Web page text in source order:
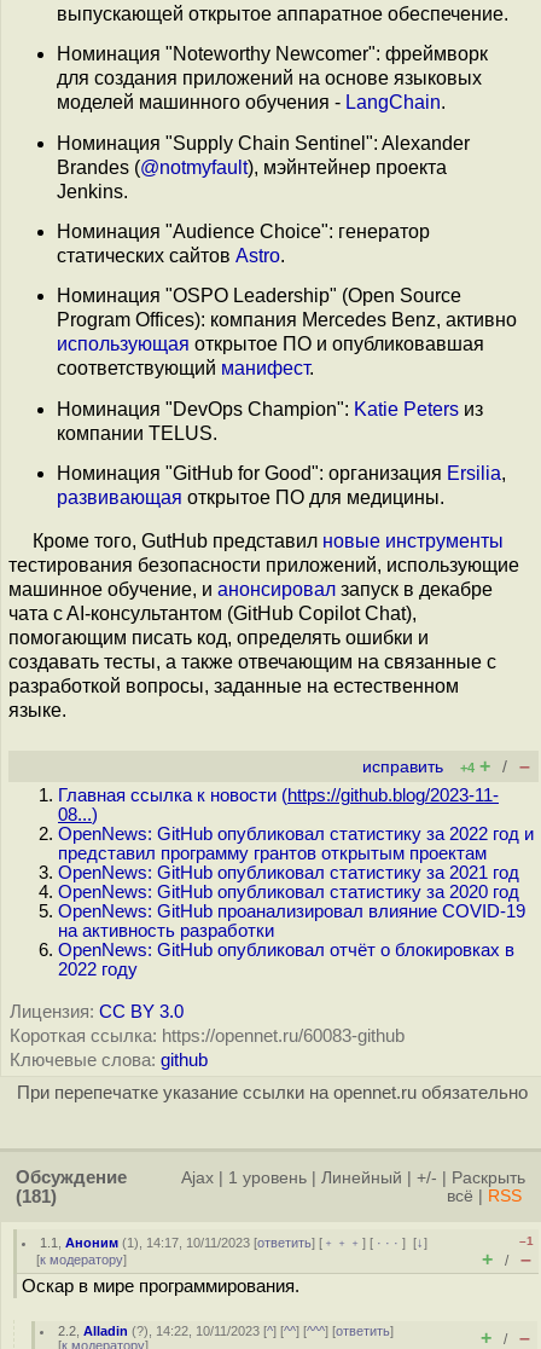
выпускающей открытое аппаратное обеспечение.
Номинация "Noteworthy Newcomer": фреймворк
для создания приложений на основе языковых
моделей машинного обучения - LangChain.
Номинация "Supply Chain Sentinel": Alexander
Brandes (@notmyfault), мэйнтейнер проекта
Jenkins.
Номинация "Audience Choice": генератор
статических сайтов Astro.
Номинация "OSPO Leadership" (Open Source
Program Offices): компания Mercedes Benz, активно
использующая открытое ПО и опубликовавшая
соответствующий манифест.
Номинация "DevOps Champion": Katie Peters из
компании TELUS.
Номинация "GitHub for Good": организация Ersilia,
развивающая открытое ПО для медицины.
Кроме того, GutHub представил новые инструменты
тестирования безопасности приложений, использующие
машинное обучение, и анонсировал запуск в декабре
чата c AI-консультантом (GitHub Copilot Chat),
помогающим писать код, определять ошибки и
создавать тесты, а также отвечающим на связанные с
разработкой вопросы, заданные на естественном
языке.
исправить +4 + / –
Главная ссылка к новости (https://github.blog/2023-11-
08...)
OpenNews: GitHub опубликовал статистику за 2022 год и
представил программу грантов открытым проектам
OpenNews: GitHub опубликовал статистику за 2021 год
OpenNews: GitHub опубликовал статистику за 2020 год
OpenNews: GitHub проанализировал влияние COVID-19
на активность разработки
OpenNews: GitHub опубликовал отчёт о блокировках в
2022 году
Лицензия: CC BY 3.0
Короткая ссылка: https://opennet.ru/60083-github
Ключевые слова: github
При перепечатке указание ссылки на opennet.ru обязательно
Обсуждение
(181)
Ajax 1 уровень Линейный +/-
Раскрыть
всё
RSS
1.1 ,Аноним (1), 14:17, 10/11/2023 [ответить] [ ﹢﹢﹢] [ · · ·][↓]
[к модератору]
–1
+ / –
Оскар в мире программирования.
2.2 ,Alladin (?), 14:22, 10/11/2023 [^] [^^] [^^^] [ответить]
[к модератору] + / –